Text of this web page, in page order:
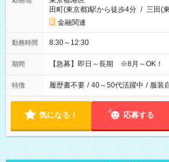
田町(東京都)駅から徒歩4分 / 三田(
金融関連
勤務時間 8:30～12:30
期間 【急募】即日～長期 ※8月～OK！
特徴 履歴書不要 / 40～50代活躍中 / 服装
気になる！ 応募する